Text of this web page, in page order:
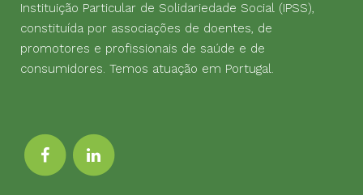
Instituição Particular de Solidariedade Social (IPSS),
constituída por associações de doentes, de
promotores e profissionais de saúde e de
consumidores. Temos atuação em Portugal.